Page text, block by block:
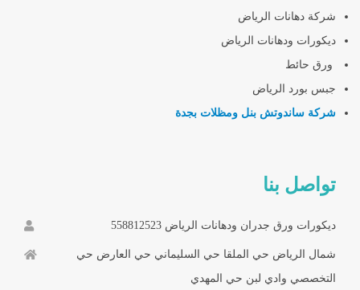
شركة دهانات الرياض
ديكورات ودهانات الرياض
ورق حائط
جبس بورد الرياض
شركة ساندوتش بنل ومظلات بجدة
تواصل بنا
ديكورات ورق جدران ودهانات الرياض 558812523
شمال الرياض حي الملقا حي السليماني حي العارض حي
التخصصي وادي لبن حي المهدي